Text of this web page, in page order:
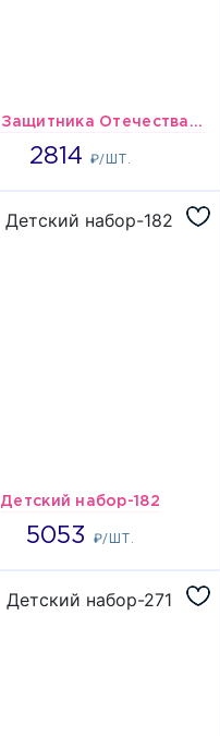
День Защитника Отечества-20
2814 ₽/ШТ.
2814
Детский набор-182
5053 ₽/ШТ.
5053